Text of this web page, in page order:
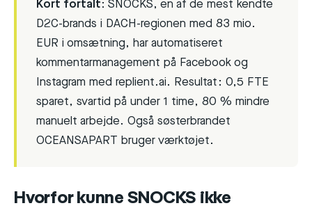
Kort fortalt: SNOCKS, en af de mest kendte
D2C-brands i DACH-regionen med 83 mio.
EUR i omsætning, har automatiseret
kommentarmanagement på Facebook og
Instagram med replient.ai. Resultat: 0,5 FTE
sparet, svartid på under 1 time, 80 % mindre
manuelt arbejde. Også søsterbrandet
OCEANSAPART bruger værktøjet.
Hvorfor kunne SNOCKS ikke